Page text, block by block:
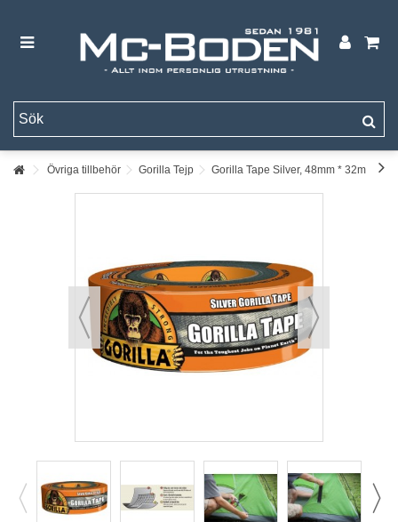
Övriga tillbehör Gorilla Tejp Gorilla Tape Silver, 48mm * 32m